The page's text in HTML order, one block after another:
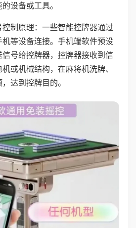
设备或工具。
制原理：一些智能控牌器通过
等设备连接。手机端软件预设
号给控牌器，控牌器接收到信
或机械结构，在麻将机洗牌、
达到控牌目的。